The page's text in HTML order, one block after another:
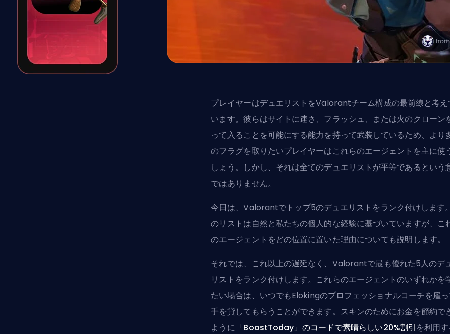
プレイヤーはデュエリストをValorantチーム構成の最前線と考
います。彼らはサイトに速さ、フラッシュ、または火のクローン
って入ることを可能にする能力を持って武装しているため、より
のフラグを取りたいプレイヤーはこれらのエージェントを主に使
しょう。しかし、それは全てのデュエリストが平等であるという
ではありません。
今日は、Valorantでトップ5のデュエリストをランク付けします
のリストは自然と私たちの個人的な経験に基づいていますが、こ
のエージェントをどの位置に置いた理由についても説明します。
それでは、これ以上の遅延なく、Valorantで最も優れた5人のデ
リストをランク付けします。これらのエージェントのいずれかを
たい場合は、いつでもElokingのプロフェッショナルコーチを雇
手を貸してもらうことができます。スキンのためにお金を節約で
ように 「BoostToday」のコードで素晴らしい20%割引 を利用